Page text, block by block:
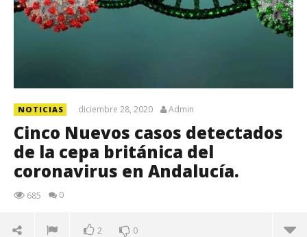
NOTICIAS diciembre 28, 2020 Admin
Cinco Nuevos casos detectados
de la cepa británica del
coronavirus en Andalucía.
685 0
2 0